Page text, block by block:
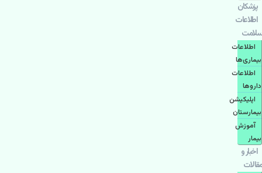
پزشكان
اطلاعات
سلامت
اطلاعات
بیماری‌ها
اطلاعات
دارو‌ها
اپليكيشن
بيمارستان
آموزش
بیمار
اخبار و
مقالات